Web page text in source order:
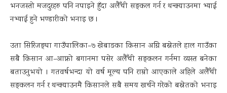
भनजस्तो मजदुरहरु पनि नपाइने हुँदा अलैँची सङ्कल गर्न र थन्क्याउनमा भ्याई
नभ्याई हुने भण्डारीको भनाइ छ ।
उता सिरिजङ्घा गाउँपालिका–७ खेबाङका किसान अग्नि बस्नेतले हाल गाउँका
सबै किसान आ–आफ्नो बगानमा पसेर अलैँची सङ्कलन गर्नमा व्यस्त बनेका
बताउनुभयो । गतवर्षभन्दा यो वर्ष मूल्य पनि राम्रो आएकाले अहिले अलैँची
सङ्कलन गर्न र थन्क्याउनमै किसानले सबै समय खर्चने गरेको बस्नेतको भनाइ